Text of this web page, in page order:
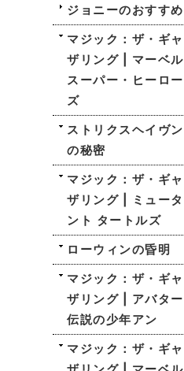
ジョニーのおすすめ
マジック：ザ・ギャ
ザリング | マーベル
スーパー・ヒーロー
ズ
ストリクスヘイヴン
の秘密
マジック：ザ・ギャ
ザリング | ミュータ
ント タートルズ
ローウィンの昏明
マジック：ザ・ギャ
ザリング | アバター
伝説の少年アン
マジック：ザ・ギャ